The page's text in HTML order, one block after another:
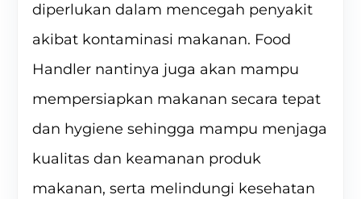
diperlukan dalam mencegah penyakit
akibat kontaminasi makanan. Food
Handler nantinya juga akan mampu
mempersiapkan makanan secara tepat
dan hygiene sehingga mampu menjaga
kualitas dan keamanan produk
makanan, serta melindungi kesehatan